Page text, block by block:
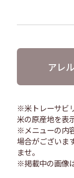
アレ
※米トレーサビ
米の原産地を表
※メニューの内
場合がございま
ませ。
※掲載中の画像